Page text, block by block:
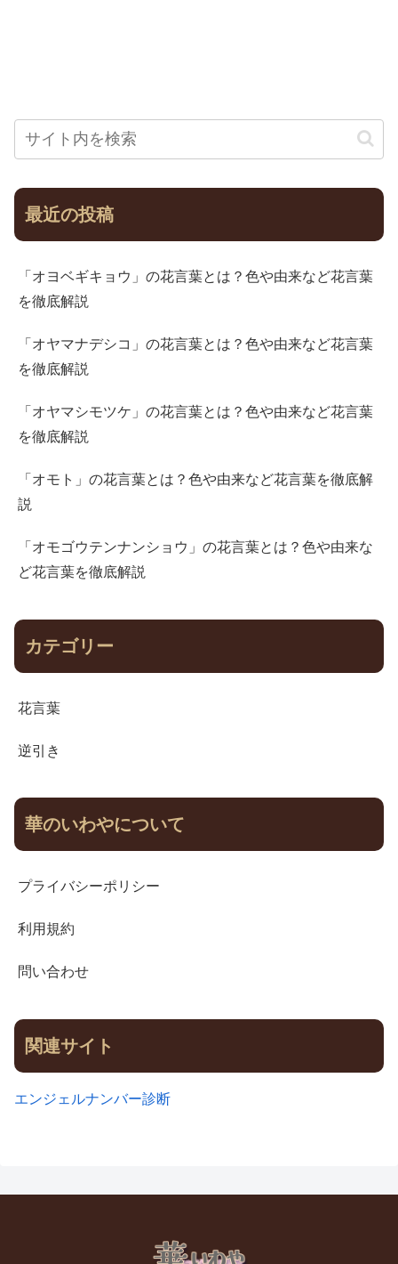
最近の投稿
「オヨベギキョウ」の花言葉とは？色や由来など花言葉
を徹底解説
「オヤマナデシコ」の花言葉とは？色や由来など花言葉
を徹底解説
「オヤマシモツケ」の花言葉とは？色や由来など花言葉
を徹底解説
「オモト」の花言葉とは？色や由来など花言葉を徹底解
説
「オモゴウテンナンショウ」の花言葉とは？色や由来な
ど花言葉を徹底解説
カテゴリー
花言葉
逆引き
華のいわやについて
プライバシーポリシー
利用規約
問い合わせ
関連サイト
エンジェルナンバー診断